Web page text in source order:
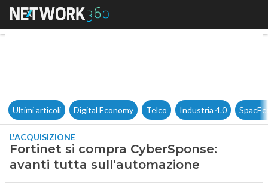
Fortinet si compra
Ultimi articoli Digital Economy Telco Industria 4.0
L'ACQUISIZIONE
Fortinet si compra CyberSponse:
avanti tutta sull’automazione